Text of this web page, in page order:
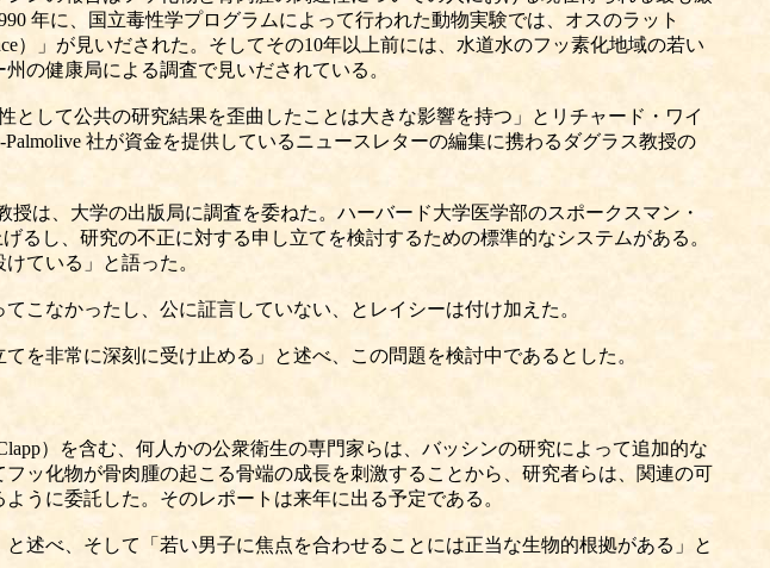
年に、国立毒性学プログラムによって行われた動物実験では、オスのラット
）」が見いだされた。そしてその10年以上前には、水道水のフッ素化地域の若い
の健康局による調査で見いだされている。
して公共の研究結果を歪曲したことは大きな影響を持つ」とリチャード・ワイ
社が資金を提供しているニュースレターの編集に携わるダグラス教授の
は、大学の出版局に調査を委ねた。ハーバード大学医学部のスポークスマン・
るし、研究の不正に対する申し立てを検討するための標準的なシステムがある。
ている」と語った。
なかったし、公に証言していない、とレイシーは付け加えた。
非常に深刻に受け止める」と述べ、この問題を検討中であるとした。
）を含む、何人かの公衆衛生の専門家らは、バッシンの研究によって追加的な
ッ化物が骨肉腫の起こる骨端の成長を刺激することから、研究者らは、関連の可
うに委託した。そのレポートは来年に出る予定である。
述べ、そして「若い男子に焦点を合わせることには正当な生物的根拠がある」と